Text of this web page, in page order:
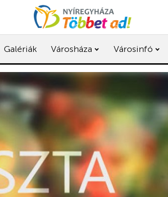
Galériák Városháza Városinfó